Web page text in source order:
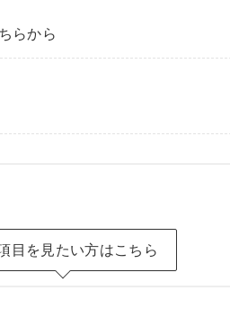
らから
目を見たい方はこちら